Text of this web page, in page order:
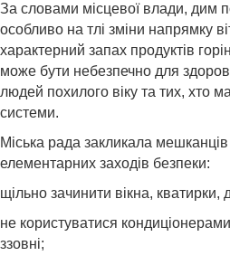
За словами місцевої влади, дим
особливо на тлі зміни напрямку
характерний запах продуктів
може бути небезпечно для
людей похилого віку та тих, хто
системи.
Міська рада закликала
елементарних заходів безпеки:
щільно зачинити вікна, кватирки,
не користуватися
ззовні;